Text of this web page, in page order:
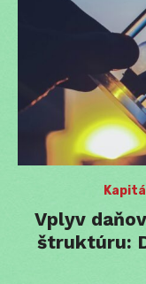
Vplyv
štruktúru: